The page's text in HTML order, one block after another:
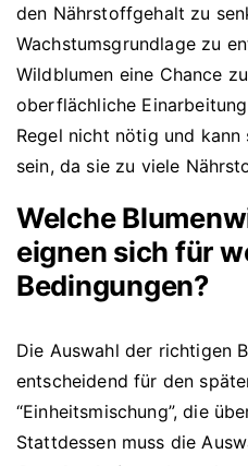
den Nährstoffgehalt zu
Wachstumsgrundlage zu
Wildblumen eine Chance
oberflächliche
Regel nicht nötig und
sein, da sie zu viele
Welche
eignen sich für
Bedingungen?
Die Auswahl der richtigen
entscheidend für den
“Einheitsmischung”, die
Stattdessen muss die